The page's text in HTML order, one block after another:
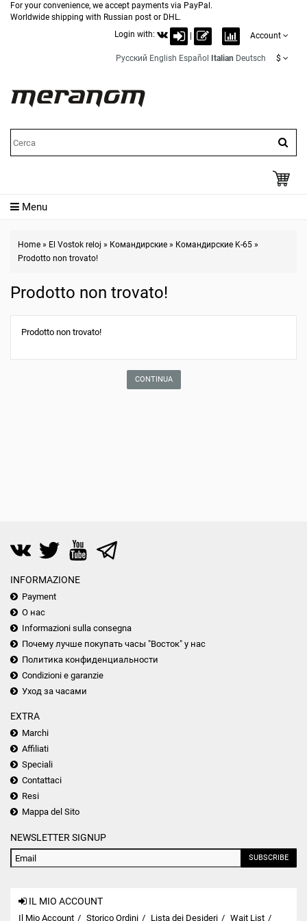
For your convenience, we accept payments via PayPal.
Worldwide shipping with Russian post or DHL.
Login with:
Account
Русский English Español Italian Deutsch $
Menu
Home » El Vostok reloj » Командирские » Командирские K-65 »
Prodotto non trovato!
Prodotto non trovato!
Prodotto non trovato!
CONTINUA
INFORMAZIONE
Payment
О нас
Informazioni sulla consegna
Почему лучше покупать часы "Восток" у нас
Политика конфиденциальности
Condizioni e garanzie
Уход за часами
EXTRA
Marchi
Affiliati
Speciali
Contattaci
Resi
Mappa del Sito
NEWSLETTER SIGNUP
SUBSCRIBE
IL MIO ACCOUNT
Il Mio Account Storico Ordini Lista dei Desideri Wait List